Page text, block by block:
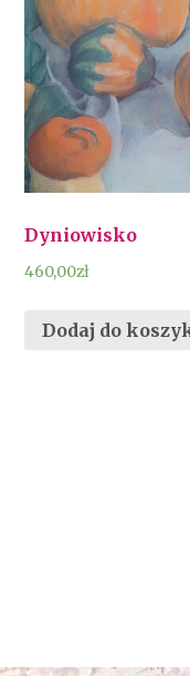
Dyniowisko
460,00zł
Dodaj do